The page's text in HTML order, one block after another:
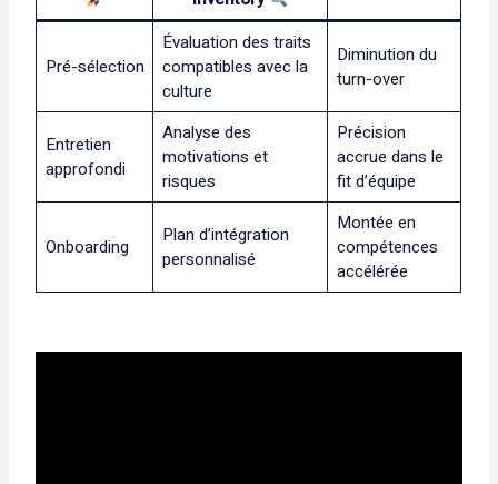
Pré-sélection
Évaluation des traits
compatibles avec la
culture
Diminution du
turn-over
Entretien
approfondi
Analyse des
motivations et
risques
Précision
accrue dans le
fit d’équipe
Onboarding
Plan d’intégration
personnalisé
Montée en
compétences
accélérée